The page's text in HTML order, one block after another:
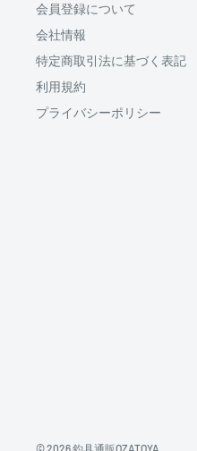
会員登録について
会社情報
特定商取引法に基づく表記
利用規約
プライバシーポリシー